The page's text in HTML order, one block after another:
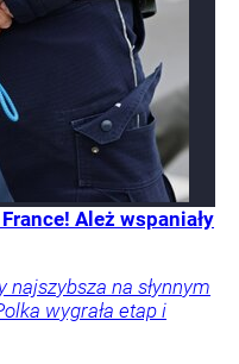
Ależ wspaniały
na słynnym
wygrała etap i